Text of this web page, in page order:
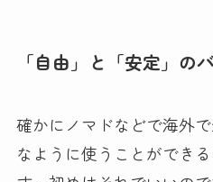
「自由」と「安定」の
確かにノマドなどで海外
なように使うことができ